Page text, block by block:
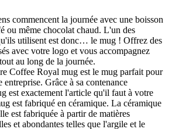
commencent la journée avec une boisson
ou même chocolat chaud. L'un des
utilisent est donc… le mug ! Offrez des
avec votre logo et vous accompagnez
au long de la journée.
Coffee Royal mug est le mug parfait pour
Grâce à sa contenance
est exactement l'article qu'il faut à votre
est fabriqué en céramique. La céramique
est fabriquée à partir de matières
et abondantes telles que l'argile et le